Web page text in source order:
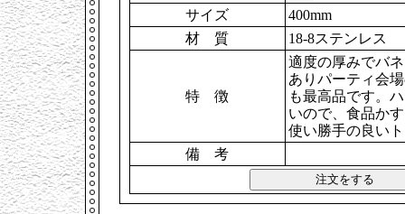
サイズ
400mm
材 質
18-8ステンレス
特 徴
適度の厚みでバ
ありパーティ会
も最高品です。
いので、食品か
使い勝手の良い
備 考